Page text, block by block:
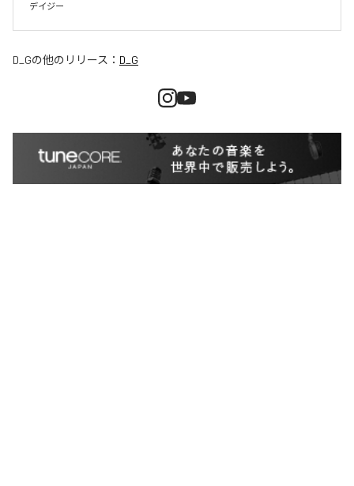
デイジー
D_Gの他のリリース： D_G